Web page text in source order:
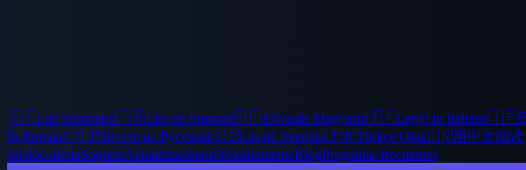
🇫🇮Lue Suomeksi🇫🇷Lire en Français🇭🇺Olvasás Magyarul🇮🇹Leggi in Italiano🇯🇵
în Română🇷🇺Читать на Русском🇸🇪Läs på Svenska🇹🇷Türkçe Oku🇨🇳用中文阅读
InicioGaleríaSoporteActualizacionesPróximamenteBlogPreguntas frecuentes